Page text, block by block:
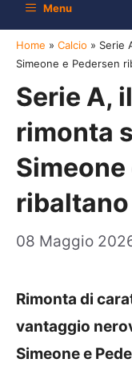
Menu
Home » Calcio » Serie
Simeone e Pedersen
Serie A,
rimonta
Simeone
08 Maggio
Rimonta di
vantaggio
Simeone e